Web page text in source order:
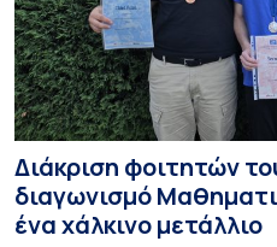
Διάκριση φοιτητών
διαγωνισμό
ένα χάλκινο μετάλλιο